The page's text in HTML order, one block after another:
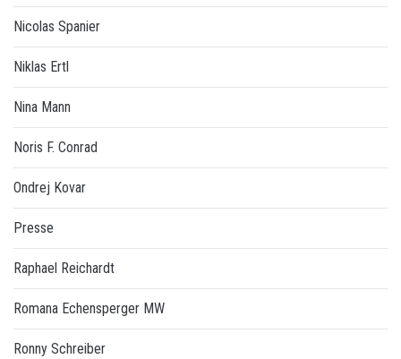
Nicolas Spanier
Niklas Ertl
Nina Mann
Noris F. Conrad
Ondrej Kovar
Presse
Raphael Reichardt
Romana Echensperger MW
Ronny Schreiber